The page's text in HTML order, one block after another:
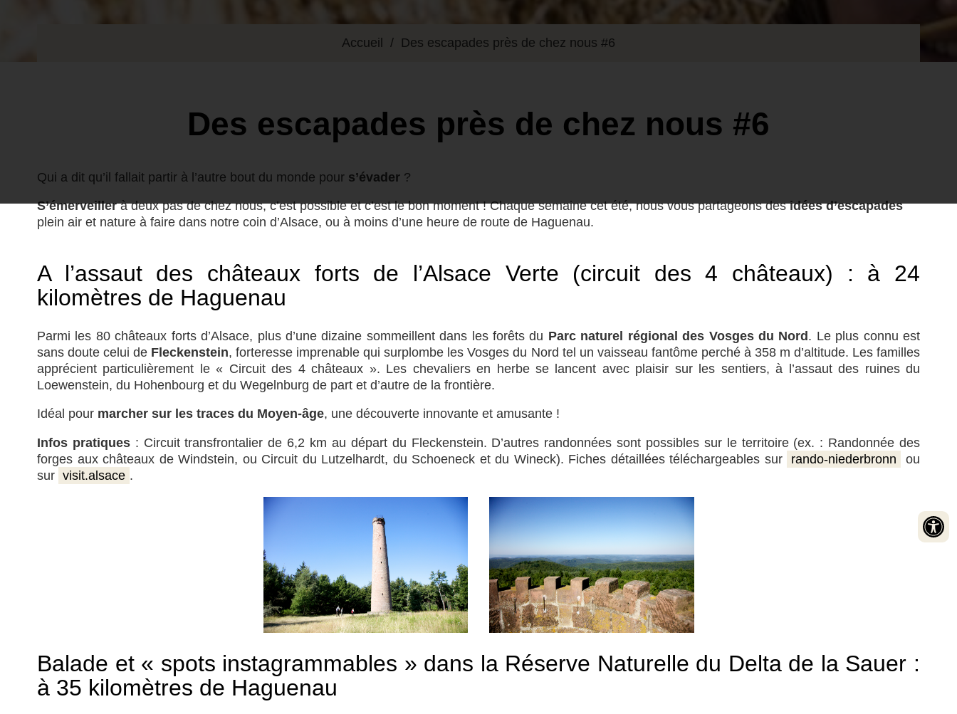
Accueil Des escapades près de chez nous #6
Des escapades près de chez nous #6
Qui a dit qu’il fallait partir à l’autre bout du monde pour s’évader ?
S’émerveillerà deux pas de chez nous, c’est possible et c’est le bon moment ! Chaque semaine cet été, nous vous partageons desidées d’escapades
plein air et nature à faire dans notre coin d’Alsace, ou à moins d’une heure de route de Haguenau.
A l’assaut des châteaux forts de l’Alsace Verte (circuit des 4 châteaux) : à 24
kilomètres de Haguenau
Parmi les 80 châteaux forts d’Alsace, plus d’une dizaine sommeillent dans les forêts du Parc naturel régional des Vosges du Nord. Le plus connu est
sans doute celui de Fleckenstein, forteresse imprenable qui surplombe les Vosges du Nord tel un vaisseau fantôme perché à 358 m d’altitude. Les familles
apprécient particulièrement le « Circuit des 4 châteaux ». Les chevaliers en herbe se lancent avec plaisir sur les sentiers, à l’assaut des ruines du
Loewenstein, du Hohenbourg et du Wegelnburg de part et d’autre de la frontière.
Idéal pour marcher sur les traces du Moyen-âge, une découverte innovante et amusante !
Infos pratiques : Circuit transfrontalier de 6,2 km au départ du Fleckenstein. D’autres randonnées sont possibles sur le territoire (ex. : Randonnée des
forges aux châteaux de Windstein, ou Circuit du Lutzelhardt, du Schoeneck et du Wineck). Fiches détaillées téléchargeables sur
rando-niederbronn
ou
sur visit.alsace .
Balade et « spots instagrammables » dans la Réserve Naturelle du Delta de la Sauer :
à 35 kilomètres de Haguenau